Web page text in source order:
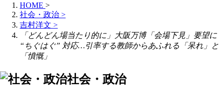
HOME >
社会・政治 >
吉村洋文 >
「どんどん場当たり的に」大阪万博「会場下見」要望に
“ちぐはぐ” 対応…引率する教師からあふれる「呆れ」と
「憤慨」
社会・政治